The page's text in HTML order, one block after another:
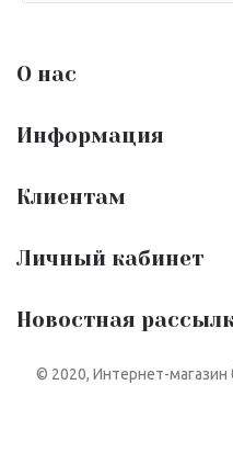
О нас
Информация
Клиентам
Личный кабинет
Новостная
© 2020, Интернет-магазин